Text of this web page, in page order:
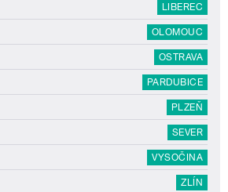
LIBEREC
OLOMOUC
OSTRAVA
PARDUBICE
PLZEŇ
SEVER
VYSOČINA
ZLÍN